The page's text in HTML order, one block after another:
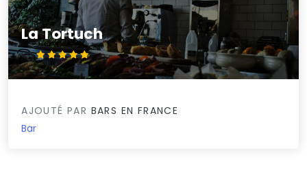
La Tortuch
5/5
AJOUTÉ PAR BARS EN FRANCE
Bar